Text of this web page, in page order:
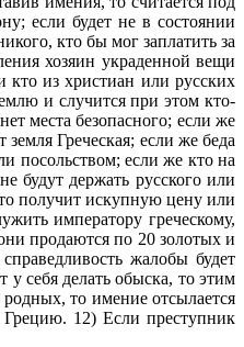
если будет не в состоянии
кто бы мог заплатить за
хозяин украденной вещи
кто из христиан или русских
и случится при этом кто-
места безопасного; если же
Греческая; если же беда
посольством; если же кто на
будут держать русского или
получит искупную цену или
императору греческому,
продаются по 20 золотых и
жалобы будет
у себя делать обыска, то этим
то имение отсылается
Грецию. 12) Если преступник